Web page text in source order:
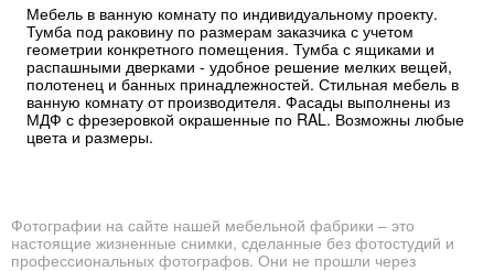
Мебель в ванную комнату по индивидуальному проекту.
Тумба под раковину по размерам заказчика с учетом
геометрии конкретного помещения. Тумба с ящиками и
распашными дверками - удобное решение мелких вещей,
полотенец и банных принадлежностей. Стильная мебель в
ванную комнату от производителя. Фасады выполнены из
МДФ с фрезеровкой окрашенные по RAL. Возможны любые
цвета и размеры.
Фотографии на сайте нашей мебельной фабрики – это
настоящие жизненные снимки, сделанные без фотостудий и
профессиональных фотографов. Они не прошли через